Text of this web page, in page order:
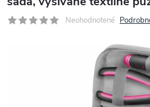
Neohodnotené